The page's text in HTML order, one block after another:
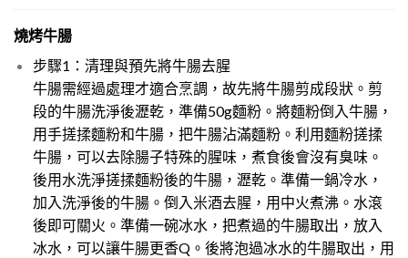
燒烤牛腸
步驟1：清理與預先將牛腸去腥
牛腸需經過處理才適合烹調，故先將牛腸剪成段狀。剪
段的牛腸洗淨後瀝乾，準備50g麵粉。將麵粉倒入牛腸，
用手搓揉麵粉和牛腸，把牛腸沾滿麵粉。利用麵粉搓揉
牛腸，可以去除腸子特殊的腥味，煮食後會沒有臭味。
後用水洗淨搓揉麵粉後的牛腸，瀝乾。準備一鍋冷水，
加入洗淨後的牛腸。倒入米酒去腥，用中火煮沸。水滾
後即可關火。準備一碗冰水，把煮過的牛腸取出，放入
冰水，可以讓牛腸更香Q。後將泡過冰水的牛腸取出，用